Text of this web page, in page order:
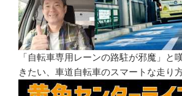
「自転車専用レーンの路駐が邪魔」と
きたい、車道自転車のスマートな走り